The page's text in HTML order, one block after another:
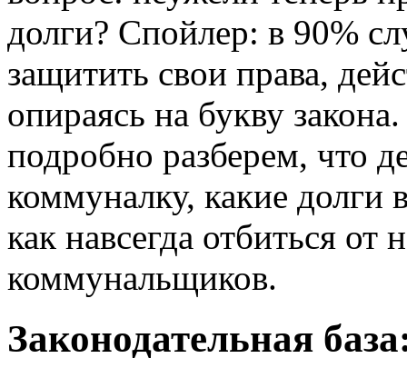
долги? Спойлер: в 90%
защитить свои права,
опираясь на букву
подробно разберем, что
коммуналку, какие долги
как навсегда отбиться
коммунальщиков.
Законодательная